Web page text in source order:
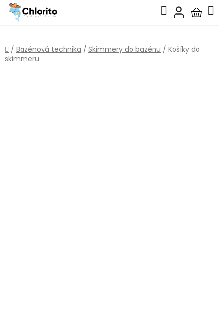
Přejít
obsah
Hledat
košík
Domů
/ Bazénová technika / Skimmery do bazénu / Košíky do
skimmeru